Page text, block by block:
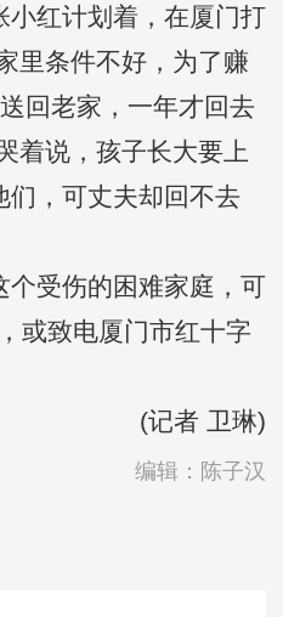
小红计划着，在厦门打
里条件不好，为了赚
回老家，一年才回去
着说，孩子长大要上
们，可丈夫却回不去
受伤的困难家庭，可
或致电厦门市红十字
(记者 卫琳)
编辑：陈子汉